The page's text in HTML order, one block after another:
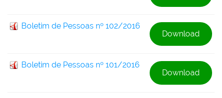
Boletim de Pessoas nº 102/2016
Download
Boletim de Pessoas nº 101/2016
Download